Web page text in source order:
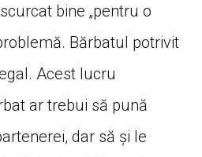
bine „pentru o
Bărbatul potrivit
Acest lucru
ar trebui să pună
dar să și le